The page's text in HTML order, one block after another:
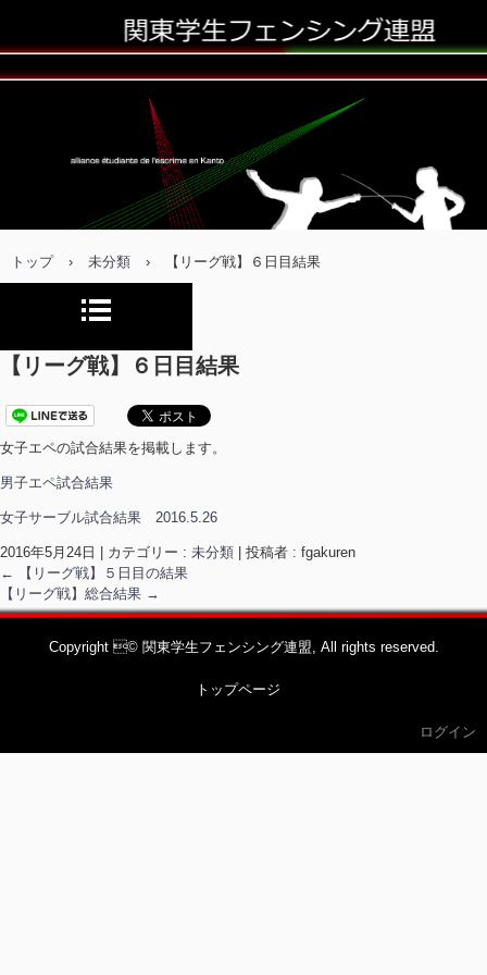
トップ › 未分類 › 【リーグ戦】６日目結果
【リーグ戦】６日目結果
女子エペの試合結果を掲載します。
男子エペ試合結果
女子サーブル試合結果 2016.5.26
2016年5月24日 カテゴリー : 未分類
投稿者 : fgakuren
←
【リーグ戦】５日目の結果
【リーグ戦】総合結果 →
Copyright © 関東学生フェンシング連盟, All rights reserved.
トップページ
ログイン